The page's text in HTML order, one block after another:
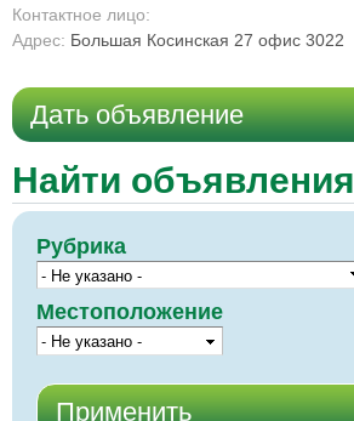
Контактное лицо:
Адрес: Большая Косинская 27 офис 3022
Дать объявление
Найти объявления
Рубрика
Местоположение